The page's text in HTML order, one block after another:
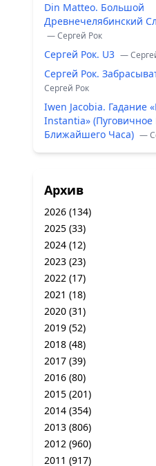
Din Matteo. Большой
Древнечелябинский
— Сергей Рок
Сергей Рок. U3 —
Сергей Рок.
Сергей Рок
Iwen Jacobia. Гадание
Instantia» (Пуговичное
Ближайшего Часа) —
Архив
2026 (134)
2025 (33)
2024 (12)
2023 (23)
2022 (17)
2021 (18)
2020 (31)
2019 (52)
2018 (48)
2017 (39)
2016 (80)
2015 (201)
2014 (354)
2013 (806)
2012 (960)
2011 (917)